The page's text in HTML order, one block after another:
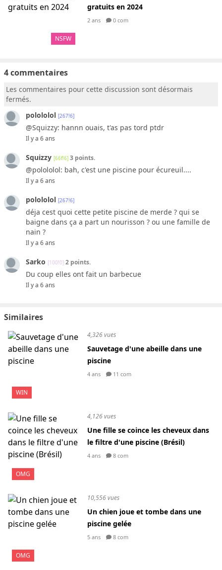
NSFW
gratuits en 2024
2 ans 0 com
4 commentaires
Les commentaires pour cette discussion sont désormais
fermés.
polololol [267!6]
@Squizzy: hannn ouais, t'as pas tord ptdr
Il y a 6 ans
Squizzy [66f!6] 3 points.
@polololol: bah, c'est une piscine pour écureuil....
Il y a 6 ans
polololol [267!6]
déja cest quoi cette petite piscine de merde ? qui se
baigne dans ça a part un nourisson ? ou une famille de
nain ?
Il y a 6 ans
Sarko [100!0] 2 points.
Du coup elles ont fait un barbecue
Il y a 6 ans
Similaires
WIN
4,326 vues
Sauvetage d'une abeille dans une
piscine
4 ans 11 com
OMG
4,126 vues
Une fille se coince les cheveux dans
le filtre d'une piscine (Brésil)
4 ans 8 com
OMG
10,556 vues
Un chien joue et tombe dans une
piscine gelée
5 ans 8 com